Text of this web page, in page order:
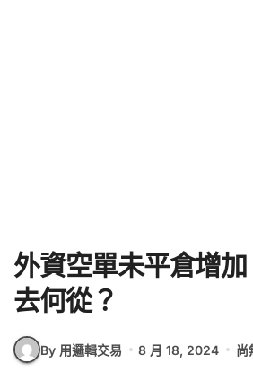
外資空單未平倉增
去何從？
By 用邏輯交易 8 月 18, 2024 尚